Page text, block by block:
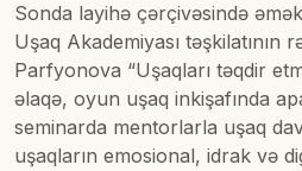
Sonda layihə çərçivəsində
Uşaq Akademiyası təşkilatının
Parfyonova “Uşaqları təqdir
əlaqə, oyun uşaq inkişafında
seminarda mentorlarla uşaq
uşaqların emosional, idrak və